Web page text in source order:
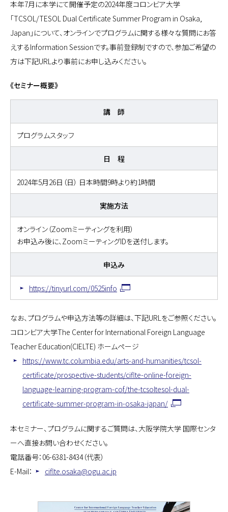
本年7月に本学にて開催予定の2024年度コロンビア大学
「TCSOL/TESOL Dual Certificate Summer Program in Osaka,
Japan」について、オンラインでプログラムに関する様々な質問にお答
えするInformation Sessionです。事前登録制ですので、参加ご希望の
方は下記URLより事前にお申し込みください。
《セミナー概要》
講 師
プログラムスタッフ
日 程
2024年5月26日（日） 日本時間9時より約1時間
実施方法
オンライン（Zoomミーティングを利用）
お申込み後に、ZoomミーティングIDを送付します。
申込み
https://tinyurl.com/0525info
なお、プログラムや申込方法等の詳細は、下記URLをご参照ください。
コロンビア大学The Center for International Foreign Language
Teacher Education(CIELTE) ホームページ
https://www.tc.columbia.edu/arts-and-humanities/tcsol-
certificate/prospective-students/ciflte-online-foreign-
language-learning-program-cof/the-tcsoltesol-dual-
certificate-summer-program-in-osaka-japan/
本セミナー、プログラムに関するご質問は、大阪学院大学 国際センタ
ーへ直接お問い合わせください。
電話番号：06-6381-8434（代表）
E-Mail：
ciflte.osaka@ogu.ac.jp